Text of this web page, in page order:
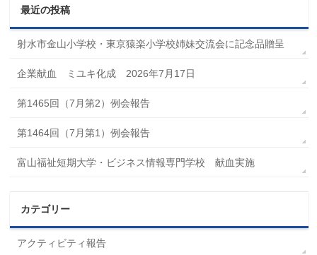
最近の投稿
射水市金山小学校・東京猿楽小学校姉妹交流会に記念品贈呈
企業献血 ミユキ化成 2026年7月17日
第1465回（7月第2）例会報告
第1464回（7月第1）例会報告
富山福祉短期大学・ビジネス情報専門学校 献血実施
カテゴリー
アクティビティ報告